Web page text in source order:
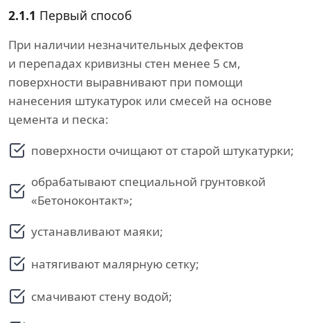
2.1.1 Первый способ
При наличии незначительных дефектов
и перепадах кривизны стен менее 5 см,
поверхности выравнивают при помощи
нанесения штукатурок или смесей на основе
цемента и песка:
поверхности очищают от старой штукатурки;
обрабатывают специальной грунтовкой
«Бетоноконтакт»;
устанавливают маяки;
натягивают малярную сетку;
смачивают стену водой;